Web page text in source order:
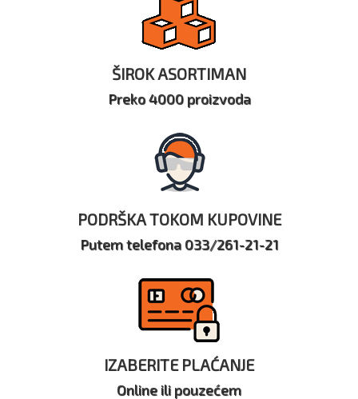
ŠIROK ASORTIMAN
Preko 4000 proizvoda
PODRŠKA TOKOM KUPOVINE
Putem telefona 033/261-21-21
IZABERITE PLAĆANJE
Online ili pouzećem